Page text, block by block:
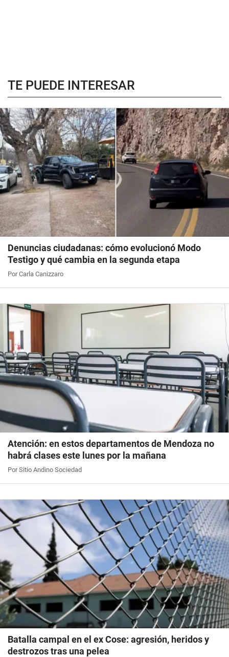
TE PUEDE INTERESAR
Denuncias ciudadanas: cómo evolucionó Modo
Testigo y qué cambia en la segunda etapa
Por Carla Canizzaro
Atención: en estos departamentos de Mendoza no
habrá clases este lunes por la mañana
Por Sitio Andino Sociedad
Batalla campal en el ex Cose: agresión, heridos y
destrozos tras una pelea